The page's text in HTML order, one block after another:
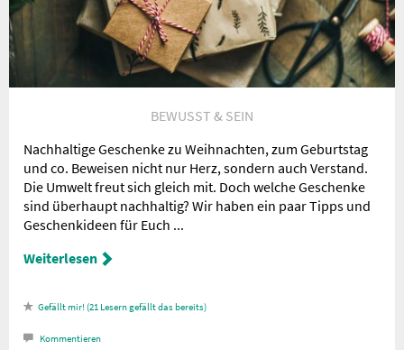
BEWUSST & SEIN
Nachhaltige Geschenke zu Weihnachten, zum Geburtstag
und co. Beweisen nicht nur Herz, sondern auch Verstand.
Die Umwelt freut sich gleich mit. Doch welche Geschenke
sind überhaupt nachhaltig? Wir haben ein paar Tipps und
Geschenkideen für Euch ...
Weiterlesen
21 Lesern gefällt das
Kommentieren